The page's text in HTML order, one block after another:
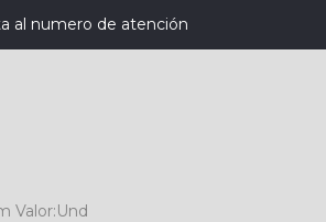
al numero de atención
Valor:Und